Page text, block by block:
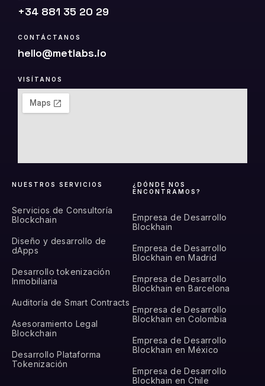
+34 881 35 20 29
CONTÁCTANOS
hello@metlabs.io
VISÍTANOS
NUESTROS SERVICIOS
Servicios de Consultoría
Blockchain
Diseño y desarrollo de
dApps
Desarrollo tokenización
Inmobiliaria
Auditoría de Smart Contracts
Asesoramiento Legal
Blockchain
Desarrollo Plataforma
Tokenización
¿DÓNDE NOS
ENCONTRAMOS?
Empresa de Desarrollo
Blockhain
Empresa de Desarrollo
Blockhain en Madrid
Empresa de Desarrollo
Blockhain en Barcelona
Empresa de Desarrollo
Blockhain en Colombia
Empresa de Desarrollo
Blockhain en México
Empresa de Desarrollo
Blockhain en Chile